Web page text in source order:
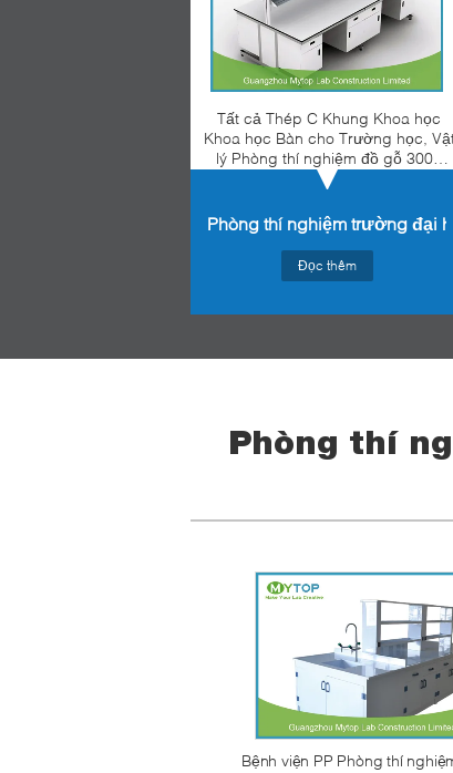
Tất cả Thép C Khung Khoa học
Khoa học Bàn cho Trường học,
lý Phòng thí nghiệm đồ gỗ 3000
X1500 mm
Phòng thí nghiệm trường đại
Đọc thêm
Phòng thí
Bệnh viện PP Phòng thí